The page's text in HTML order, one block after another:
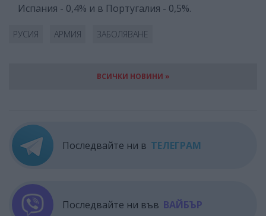
Испания - 0,4% и в Португалия - 0,5%.
РУСИЯ АРМИЯ ЗАБОЛЯВАНЕ
ВСИЧКИ НОВИНИ »
Последвайте ни в ТЕЛЕГРАМ
Последвайте ни във ВАЙБЪР